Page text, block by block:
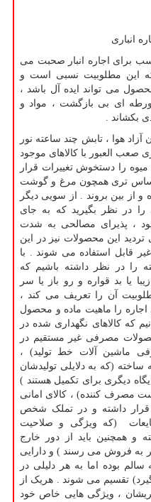
انباری
برای اجاره انبار صحبت می
که این مطلوبیت نسبی است و
می تواند ایده آل باشد ،
ای بی بازگشت ، مواد و
بکشاند .
آزاد هوا ، تابش چند ساعته نور
العبور با کالاهای موجود
را دستخوش تغییرات قرار
حساس تری همچون مرغ و گوشت
و از بین بروند . از سویی دیگر
را در نظر بگیرید که به جای
، پذیرای مصالحی به شدت
این محصولات نیز در این
غیر قابل استفاده می شوند . با
را در نظر داشته باشیم که
یا بد قواره و رو باز یا سر
آن را تعریف می کند ،
اجاره را ماهیت ماده و محصول
کالاهای نگهداری شده در
مصرفی غیر مستقیم در
ماشین آلات خط تولید) ،
ساخته (که به دلایلی تولیدشان
دیگری برای تکمیل هستند )
مصرف کننده) ، کالای امانی
قرار داشته و در تملک شخص
(که ویژگی و صلاحیت
و همچنین باید از دور خارج
به فروش می رسند ) و دارایی
سالم بوده اما به هر دلیلی در
تقسیم می شوند . هریک از
، ویژگی هایی خاص خود